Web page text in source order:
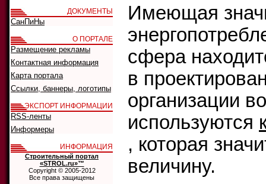
Имеющая
сфера
в
организации
используются
, которая
величину.
ДОКУМЕНТЫ
СанПиНы
О ПОРТАЛЕ
Размещение рекламы
Контактная информация
Карта портала
Ссылки, баннеры, логотипы
ЭКСПОРТ ИНФОРМАЦИИ
RSS-ленты
Информеры
ИНФОРМАЦИЯ
Строительный портал
«STROL.ru»™
Copyright © 2005-2012
Все права защищены